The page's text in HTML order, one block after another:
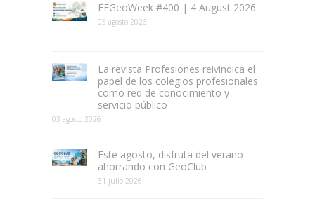
EFGeoWeek #400 | 4 August 2026
05 agosto 2026
La revista Profesiones reivindica el
papel de los colegios profesionales
como red de conocimiento y
servicio público
03 agosto 2026
Este agosto, disfruta del verano
ahorrando con GeoClub
31 julio 2026